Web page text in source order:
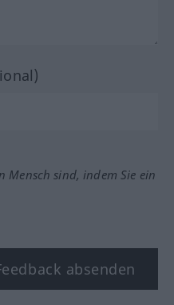
Mensch sind, indem Sie ein
absenden